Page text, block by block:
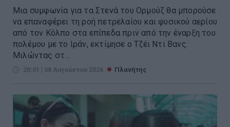
Μια συμφωνία για τα Στενά του Ορμούζ θα μπορούσε
να επαναφέρει τη ροή πετρελαίου και φυσικού αερίου
από τον Κόλπο στα επίπεδα πριν από την έναρξη του
πολέμου με το Ιράν, εκτίμησε ο Τζέι Ντι Βανς.
Μιλώντας στ...
20:01 | 08 Αυγούστου 2026 Πλανήτης